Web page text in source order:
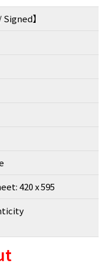
】
420 x 595